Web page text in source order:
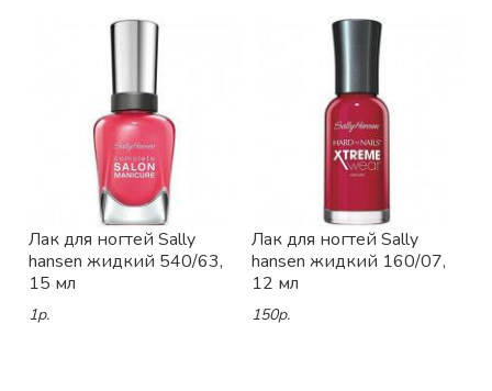
Лак для ногтей Sally
hansen жидкий 540/63,
15 мл
1р.
Лак для ногтей Sally
hansen жидкий 160/07,
12 мл
150р.